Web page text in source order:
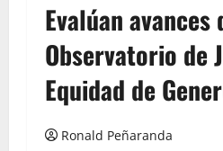
Evalúan avances
Observatorio de
Equidad de
Ronald Peñaranda